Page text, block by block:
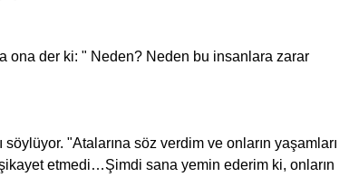
etmedi…Şimdi sana yemin ederim ki, onların